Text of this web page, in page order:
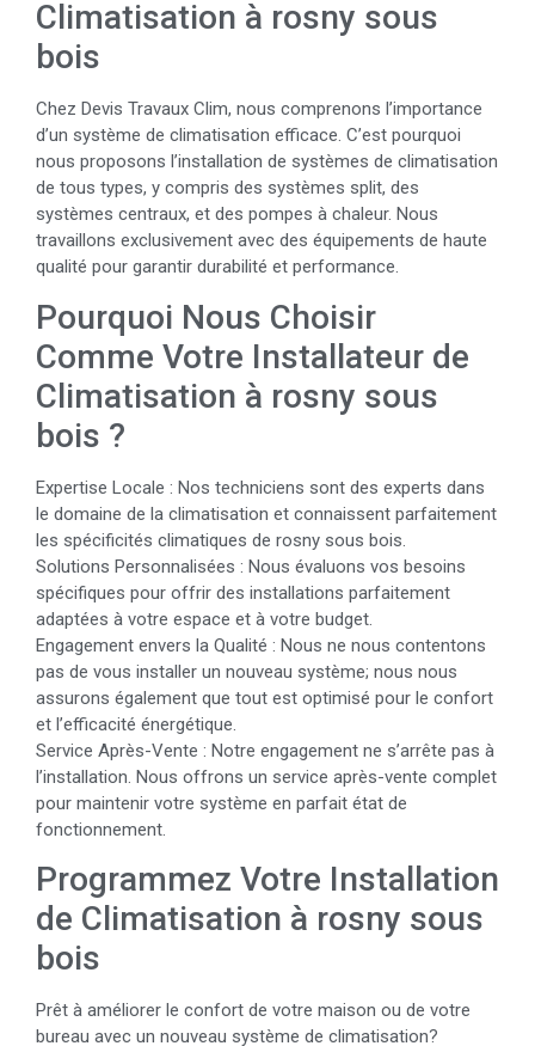
Climatisation à rosny sous
bois
Chez Devis Travaux Clim, nous comprenons l’importance
d’un système de climatisation efficace. C’est pourquoi
nous proposons l’installation de systèmes de climatisation
de tous types, y compris des systèmes split, des
systèmes centraux, et des pompes à chaleur. Nous
travaillons exclusivement avec des équipements de haute
qualité pour garantir durabilité et performance.
Pourquoi Nous Choisir
Comme Votre Installateur de
Climatisation à rosny sous
bois ?
Expertise Locale : Nos techniciens sont des experts dans
le domaine de la climatisation et connaissent parfaitement
les spécificités climatiques de rosny sous bois.
Solutions Personnalisées : Nous évaluons vos besoins
spécifiques pour offrir des installations parfaitement
adaptées à votre espace et à votre budget.
Engagement envers la Qualité : Nous ne nous contentons
pas de vous installer un nouveau système; nous nous
assurons également que tout est optimisé pour le confort
et l’efficacité énergétique.
Service Après-Vente : Notre engagement ne s’arrête pas à
l’installation. Nous offrons un service après-vente complet
pour maintenir votre système en parfait état de
fonctionnement.
Programmez Votre Installation
de Climatisation à rosny sous
bois
Prêt à améliorer le confort de votre maison ou de votre
bureau avec un nouveau système de climatisation?